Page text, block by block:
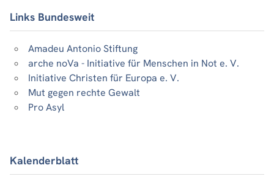
Links Bundesweit
Amadeu Antonio Stiftung
arche noVa - Initiative für Menschen in Not e. V.
Initiative Christen für Europa e. V.
Mut gegen rechte Gewalt
Pro Asyl
Kalenderblatt